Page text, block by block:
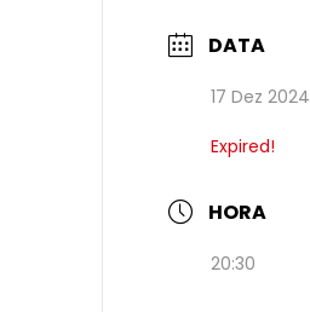
DATA
17 Dez 2024
Expired!
HORA
20:30